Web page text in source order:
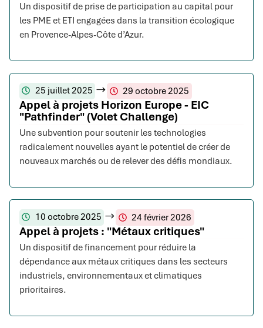
Un dispositif de prise de participation au capital pour
les PME et ETI engagées dans la transition écologique
en Provence-Alpes-Côte d’Azur.
25 juillet 2025 29 octobre 2025
Appel à projets Horizon Europe - EIC
"Pathfinder" (Volet Challenge)
Une subvention pour soutenir les technologies
radicalement nouvelles ayant le potentiel de créer de
nouveaux marchés ou de relever des défis mondiaux.
10 octobre 2025 24 février 2026
Appel à projets : "Métaux critiques"
Un dispositif de financement pour réduire la
dépendance aux métaux critiques dans les secteurs
industriels, environnementaux et climatiques
prioritaires.